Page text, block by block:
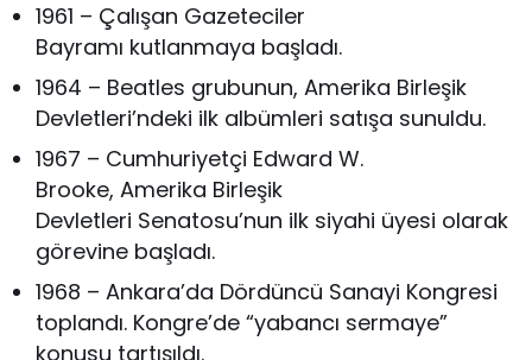
1961 – Çalışan Gazeteciler
Bayramı kutlanmaya başladı.
1964 – Beatles grubunun, Amerika Birleşik
Devletleri’ndeki ilk albümleri satışa sunuldu.
1967 – Cumhuriyetçi Edward W.
Brooke, Amerika Birleşik
Devletleri Senatosu’nun ilk siyahi üyesi olarak
görevine başladı.
1968 – Ankara’da Dördüncü Sanayi Kongresi
toplandı. Kongre’de “yabancı sermaye”
konusu tartışıldı.